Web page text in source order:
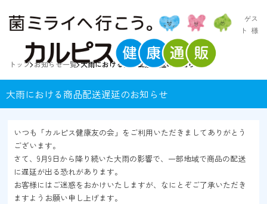
ゲス
ト 様
トップ お知らせ一覧 大雨における商品配送遅延のお知らせ
大雨における商品配送遅延のお知らせ
いつも「カルピス健康友の会」をご利用いただきましてありがとう
ございます。
さて、9月9日から降り続いた大雨の影響で、一部地域で商品の配送
に遅延が出る恐れがあります。
お客様にはご迷惑をおかけいたしますが、なにとぞご了承いただき
ますようお願い申し上げます。